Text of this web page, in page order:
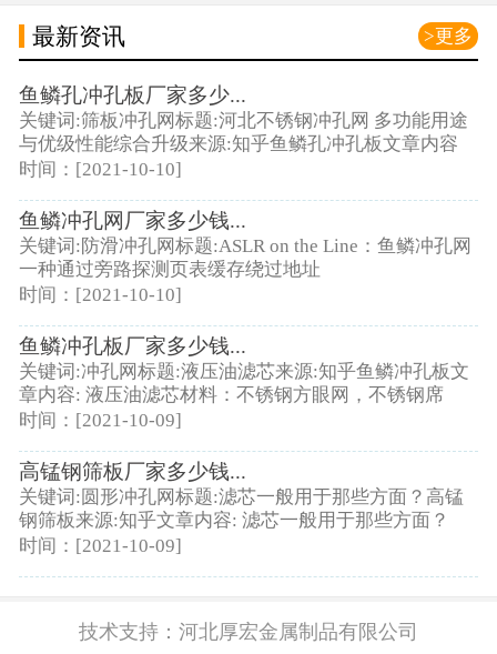
>更多
最新资讯
鱼鳞孔冲孔板厂家多少...
关键词:筛板冲孔网标题:河北不锈钢冲孔网 多功能用途
与优级性能综合升级来源:知乎鱼鳞孔冲孔板文章内容
时间：[2021-10-10]
鱼鳞冲孔网厂家多少钱...
关键词:防滑冲孔网标题:ASLR on the Line：鱼鳞冲孔网
一种通过旁路探测页表缓存绕过地址
时间：[2021-10-10]
鱼鳞冲孔板厂家多少钱...
关键词:冲孔网标题:液压油滤芯来源:知乎鱼鳞冲孔板文
章内容: 液压油滤芯材料：不锈钢方眼网，不锈钢席
时间：[2021-10-09]
高锰钢筛板厂家多少钱...
关键词:圆形冲孔网标题:滤芯一般用于那些方面？高锰
钢筛板来源:知乎文章内容: 滤芯一般用于那些方面？
时间：[2021-10-09]
技术支持： 河北厚宏金属制品有限公司